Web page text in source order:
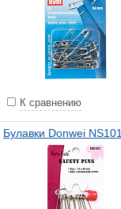
К сравнению
Булавки Donwei NS101